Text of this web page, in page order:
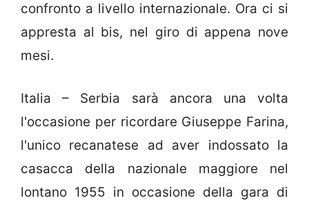
confronto a livello internazionale. Ora ci si
appresta al bis, nel giro di appena nove
mesi.
Italia – Serbia sarà ancora una volta
l'occasione per ricordare Giuseppe Farina,
l'unico recanatese ad aver indossato la
casacca della nazionale maggiore nel
lontano 1955 in occasione della gara di